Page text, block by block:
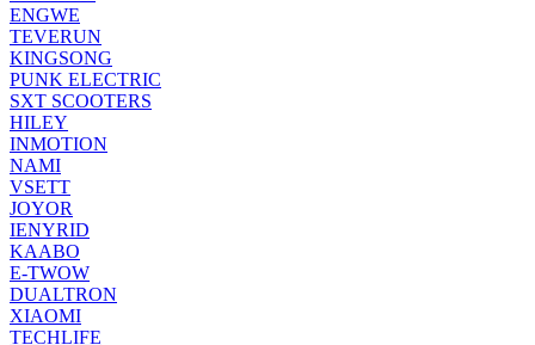
ENGWE
TEVERUN
KINGSONG
PUNK ELECTRIC
SXT SCOOTERS
HILEY
INMOTION
NAMI
VSETT
JOYOR
IENYRID
KAABO
E-TWOW
DUALTRON
XIAOMI
TECHLIFE